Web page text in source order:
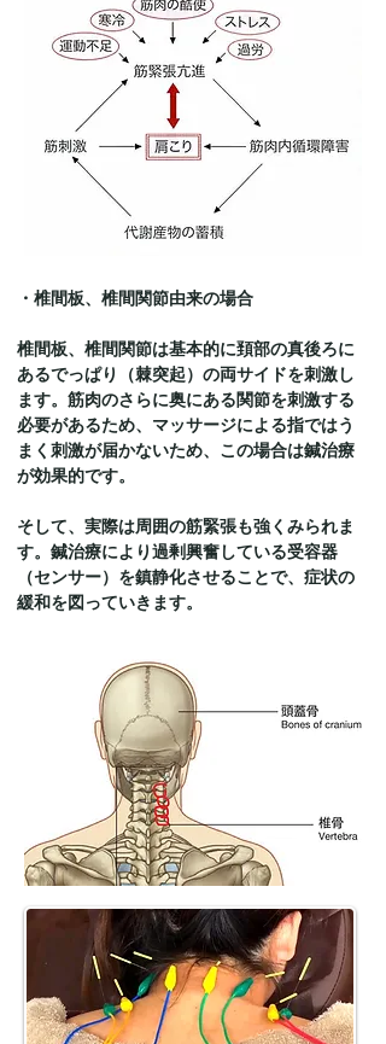
・椎間板、椎間関節由来の場合
椎間板、椎間関節は基本的に頚部の真後ろに
あるでっぱり（棘突起）の両サイドを刺激し
ます。筋肉のさらに奥にある関節を刺激する
必要があるため、マッサージによる指ではう
まく刺激が届かないため、この場合は鍼治療
が効果的です。
そして、実際は周囲の筋緊張も強くみられま
す。鍼治療により過剰興奮している受容器
（センサー）を鎮静化させることで、症状の
緩和を図っていきます。